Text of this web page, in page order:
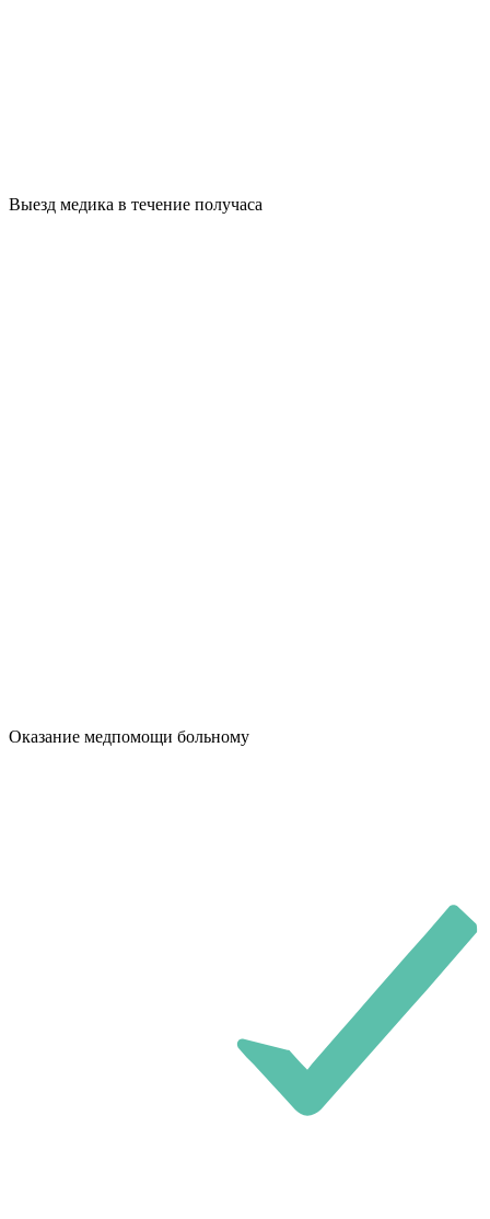
Выезд медика в течение получаса
Оказание медпомощи больному